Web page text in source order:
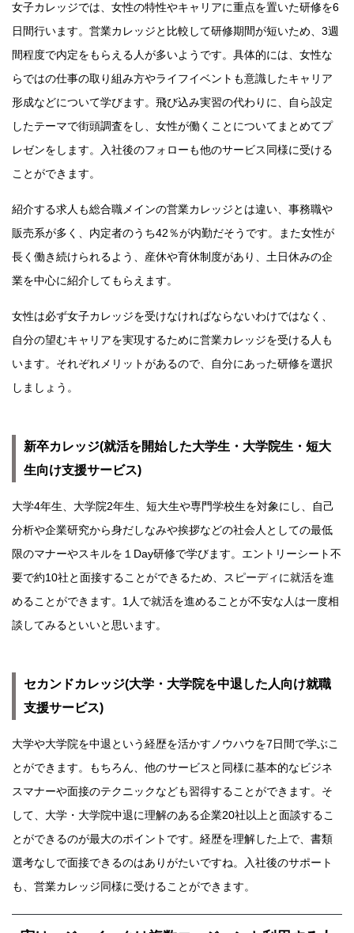
女子カレッジでは、女性の特性やキャリアに重点を置いた研修を6
日間行います。営業カレッジと比較して研修期間が短いため、3週
間程度で内定をもらえる人が多いようです。具体的には、女性な
らではの仕事の取り組み方やライフイベントも意識したキャリア
形成などについて学びます。飛び込み実習の代わりに、自ら設定
したテーマで街頭調査をし、女性が働くことについてまとめてプ
レゼンをします。入社後のフォローも他のサービス同様に受ける
ことができます。
紹介する求人も総合職メインの営業カレッジとは違い、事務職や
販売系が多く、内定者のうち42％が内勤だそうです。また女性が
長く働き続けられるよう、産休や育休制度があり、土日休みの企
業を中心に紹介してもらえます。
女性は必ず女子カレッジを受けなければならないわけではなく、
自分の望むキャリアを実現するために営業カレッジを受ける人も
います。それぞれメリットがあるので、自分にあった研修を選択
しましょう。
新卒カレッジ(就活を開始した大学生・大学院生・短大
生向け支援サービス)
大学4年生、大学院2年生、短大生や専門学校生を対象にし、自己
分析や企業研究から身だしなみや挨拶などの社会人としての最低
限のマナーやスキルを１Day研修で学びます。エントリーシート不
要で約10社と面接することができるため、スピーディに就活を進
めることができます。1人で就活を進めることが不安な人は一度相
談してみるといいと思います。
セカンドカレッジ(大学・大学院を中退した人向け就職
支援サービス)
大学や大学院を中退という経歴を活かすノウハウを7日間で学ぶこ
とができます。もちろん、他のサービスと同様に基本的なビジネ
スマナーや面接のテクニックなども習得することができます。そ
して、大学・大学院中退に理解のある企業20社以上と面談するこ
とができるのが最大のポイントです。経歴を理解した上で、書類
選考なしで面接できるのはありがたいですね。入社後のサポート
も、営業カレッジ同様に受けることができます。